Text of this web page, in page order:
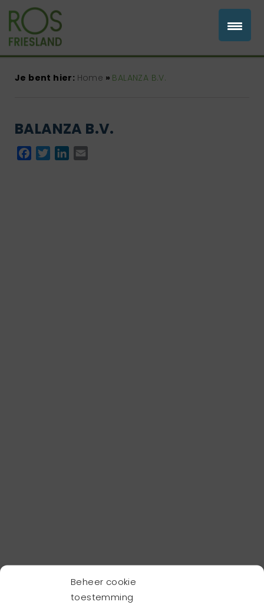
Beheer cookie
toestemming
Je bent hier: Home » BALANZA B.V.
BALANZA B.V.
Facebook
TwitterLinkedIn